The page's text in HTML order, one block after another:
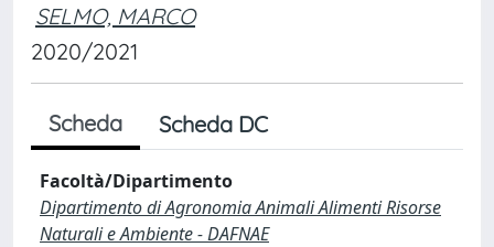
SELMO, MARCO
2020/2021
Scheda Scheda DC
Facoltà/Dipartimento
Dipartimento di Agronomia Animali Alimenti Risorse
Naturali e Ambiente - DAFNAE